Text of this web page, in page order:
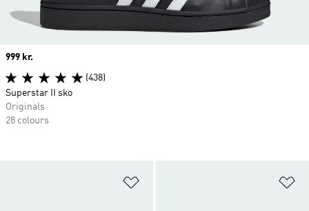
Price
999 kr.
(438)
Superstar II sko
Originals
28 colours